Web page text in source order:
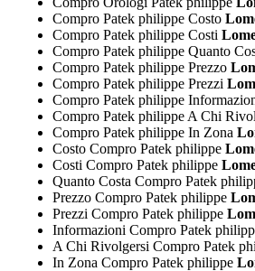
Compro Patek philippe Costo
Compro Patek philippe Costi
Compro Patek philippe Quanto
Compro Patek philippe Prezzo
Compro Patek philippe Prezzi
Compro Patek philippe
Compro Patek philippe A Chi
Compro Patek philippe In Zona
Costo Compro Patek philippe
Costi Compro Patek philippe
Quanto Costa Compro Patek
Prezzo Compro Patek philippe
Prezzi Compro Patek philippe
Informazioni Compro Patek
A Chi Rivolgersi Compro Patek
In Zona Compro Patek philippe